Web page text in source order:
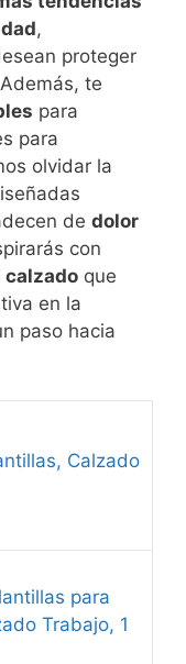
,
proteger
te
para
para
olvidar la
de dolor
con
calzado que
en la
paso hacia
Calzado
para
Trabajo, 1